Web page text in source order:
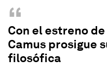
“
Con el estreno de
Camus prosigue
filosófica